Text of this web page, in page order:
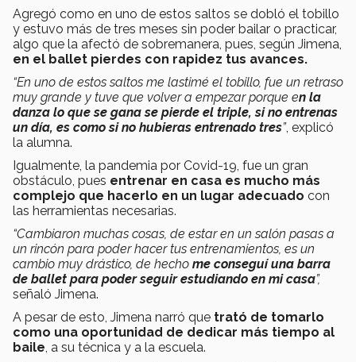
Agregó como en uno de estos saltos se dobló el tobillo
y estuvo más de tres meses sin poder bailar o practicar,
algo que la afectó de sobremanera, pues, según Jimena,
en el ballet pierdes con rapidez tus avances.
“En uno de estos saltos me lastimé el tobillo, fue un retraso
muy grande y tuve que volver a empezar porque en la
danza lo que se gana se pierde el triple, si no entrenas
un día, es como si no hubieras entrenado tres”, explicó
la alumna.
Igualmente, la pandemia por Covid-19, fue un gran
obstáculo, pues entrenar en casa es mucho más
complejo que hacerlo en un lugar adecuado con
las herramientas necesarias.
“Cambiaron muchas cosas, de estar en un salón pasas a
un rincón para poder hacer tus entrenamientos, es un
cambio muy drástico, de hecho me conseguí una barra
de ballet para poder seguir estudiando en mi casa”,
señaló Jimena.
A pesar de esto, Jimena narró que trató de tomarlo
como una oportunidad de dedicar más tiempo al
baile, a su técnica y a la escuela.